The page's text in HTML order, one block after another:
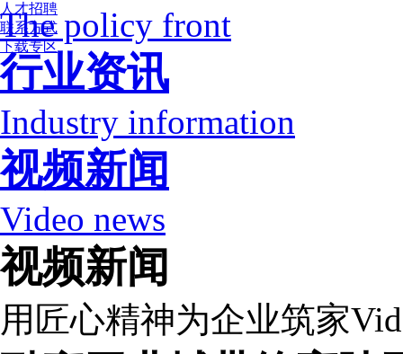
人才招聘
联系方式
下载专区
The policy front
行业资讯
Industry information
视频新闻
Video news
视频新闻
用匠心精神为企业筑家